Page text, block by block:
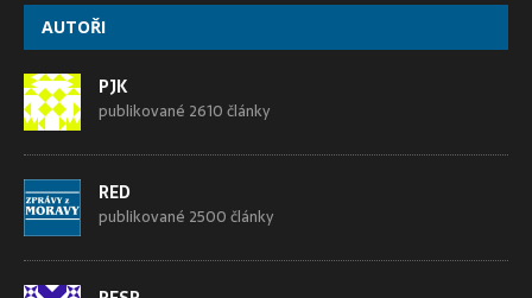
AUTOŘI
PJK
publikované 2610 články
RED
publikované 2500 články